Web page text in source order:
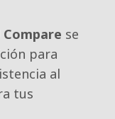
Compare se
para
al
tus